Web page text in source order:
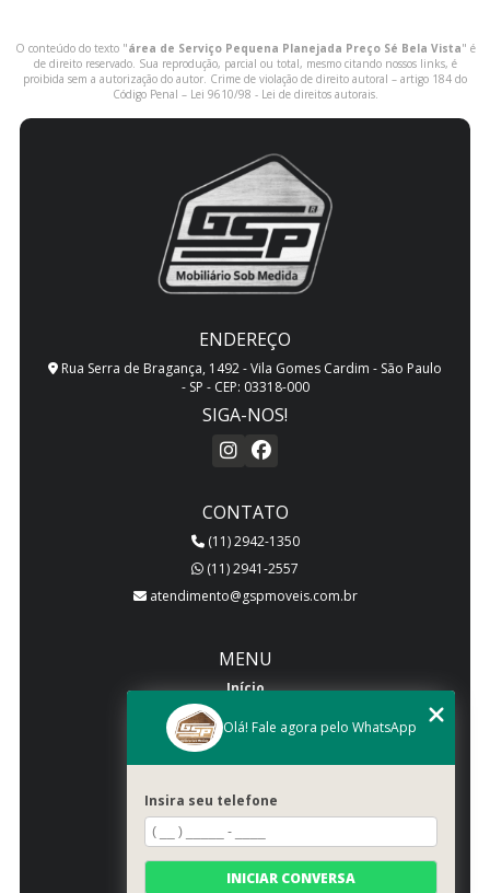
O conteúdo do texto "área de Serviço Pequena Planejada Preço Sé Bela Vista" é
de direito reservado. Sua reprodução, parcial ou total, mesmo citando nossos links, é
proibida sem a autorização do autor. Crime de violação de direito autoral – artigo 184 do
Código Penal – Lei 9610/98 - Lei de direitos autorais.
ENDEREÇO
Rua Serra de Bragança, 1492 - Vila Gomes Cardim - São Paulo
- SP - CEP: 03318-000
SIGA-NOS!
CONTATO
(11) 2942-1350
(11) 2941-2557
atendimento@gspmoveis.com.br
MENU
Início
Quem somos
Galeria
Categorias
Contato
Mapa do site
Olá! Fale agora pelo WhatsApp
Insira seu telefone
INICIAR CONVERSA